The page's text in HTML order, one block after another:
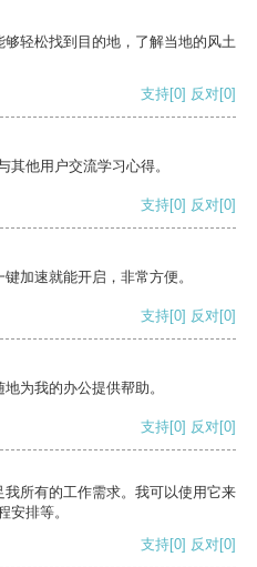
轻松找到目的地，了解当地的风土
支持[0] 反对[0]
其他用户交流学习心得。
支持[0] 反对[0]
加速就能开启，非常方便。
支持[0] 反对[0]
为我的办公提供帮助。
支持[0] 反对[0]
所有的工作需求。我可以使用它来
安排等。
支持[0] 反对[0]